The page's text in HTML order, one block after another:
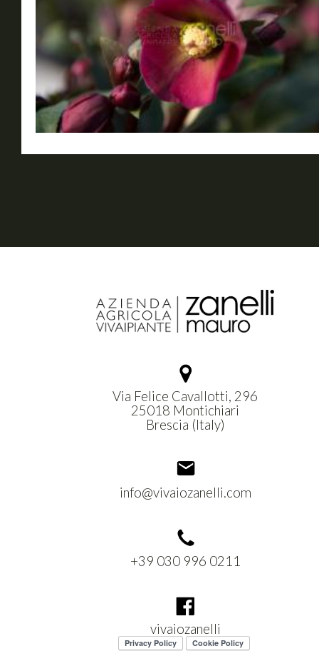
Via Felice Cavallotti, 296
25018 Montichiari
Brescia (Italy)
info@vivaiozanelli.com
+39 030 996 0211
vivaiozanelli